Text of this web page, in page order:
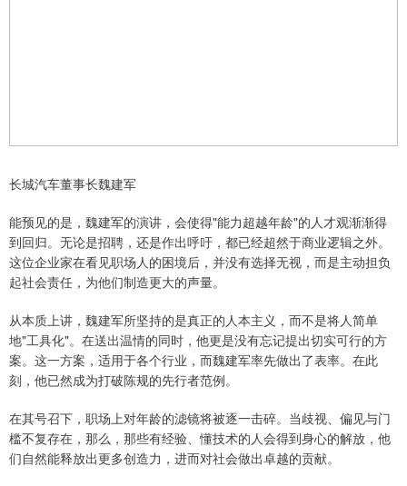
长城汽车董事长魏建军
能预见的是，魏建军的演讲，会使得"能力超越年龄"的人才观渐渐得
到回归。无论是招聘，还是作出呼吁，都已经超然于商业逻辑之外。
这位企业家在看见职场人的困境后，并没有选择无视，而是主动担负
起社会责任，为他们制造更大的声量。
从本质上讲，魏建军所坚持的是真正的人本主义，而不是将人简单
地"工具化"。在送出温情的同时，他更是没有忘记提出切实可行的方
案。这一方案，适用于各个行业，而魏建军率先做出了表率。在此
刻，他已然成为打破陈规的先行者范例。
在其号召下，职场上对年龄的滤镜将被逐一击碎。当歧视、偏见与门
槛不复存在，那么，那些有经验、懂技术的人会得到身心的解放，他
们自然能释放出更多创造力，进而对社会做出卓越的贡献。